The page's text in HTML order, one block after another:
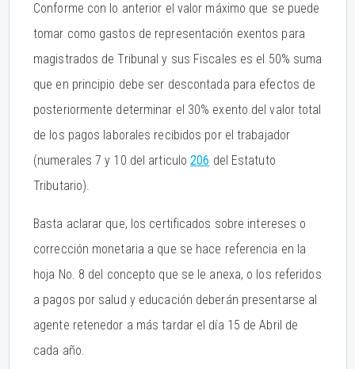
Conforme con lo anterior el valor máximo que se puede
tomar como gastos de representación exentos para
magistrados de Tribunal y sus Fiscales es el 50% suma
que en principio debe ser descontada para efectos de
posteriormente determinar el 30% exento del valor total
de los pagos laborales recibidos por el trabajador
(numerales 7 y 10 del articulo206 del Estatuto
Tributario).
Basta aclarar que, los certificados sobre intereses o
corrección monetaria a que se hace referencia en la
hoja No. 8 del concepto que se le anexa, o los referidos
a pagos por salud y educación deberán presentarse al
agente retenedor a más tardar el día 15 de Abril de
cada año.